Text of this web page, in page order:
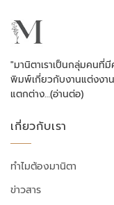
"มานิตาเราเป็นกลุ่มคนที่
พิมพ์เกี่ยวกับงานแต่งงาน
แตกต่าง…(อ่านต่อ)
เกี่ยวกับเรา
ทำไมต้องมานิตา
ข่าวสาร